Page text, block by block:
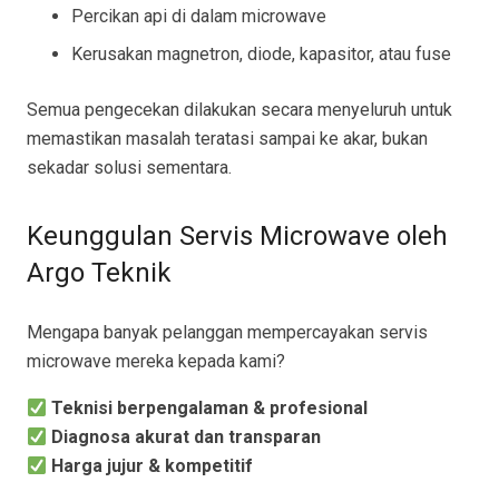
Percikan api di dalam microwave
Kerusakan magnetron, diode, kapasitor, atau fuse
Semua pengecekan dilakukan secara menyeluruh untuk
memastikan masalah teratasi sampai ke akar, bukan
sekadar solusi sementara.
Keunggulan Servis Microwave oleh
Argo Teknik
Mengapa banyak pelanggan mempercayakan servis
microwave mereka kepada kami?
Teknisi berpengalaman & profesional
Diagnosa akurat dan transparan
Harga jujur & kompetitif